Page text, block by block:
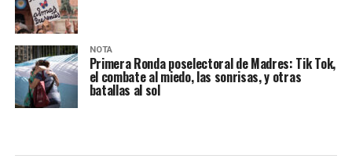
NOTA
Primera Ronda poselectoral de Madres: Tik Tok,
el combate al miedo, las sonrisas, y otras
batallas al sol